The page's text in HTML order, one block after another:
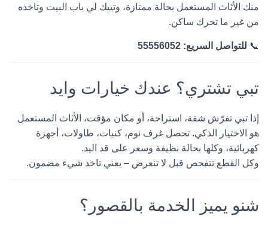
منك الأثاث المستعمل بحالة ممتازة، وتييك لي باب البيت وتاخذه
من غير ما تحرك ساكن.
📞 للتواصل السريع: 55556052
تبي تشتري؟ عندك خيارات وايد
إذا تبي تفرّش شقة، استراحة، أو مكان مؤقت، الأثاث المستعمل
هو الاختيار الذكي. تحصل غرف نوم، كنبات، طاولات، أجهزة
كهربائية، وكلها بحالة نظيفة وسعر على قد اليد.
وكل القطع تتفحص قبل لا تنعرض – يعني تاخذ شيء مضمون.
شنو يميز الخدمة بالقصور؟